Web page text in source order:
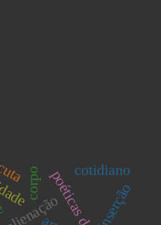
inserção
cotidiano
corpo